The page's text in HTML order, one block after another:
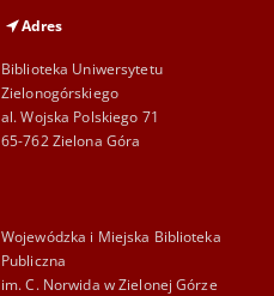
Adres
Biblioteka Uniwersytetu
Zielonogórskiego
al. Wojska Polskiego 71
65-762 Zielona Góra
Wojewódzka i Miejska Biblioteka
Publiczna
im. C. Norwida w Zielonej Górze